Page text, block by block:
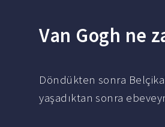
Van Gogh ne
Döndükten sonra
yaşadıktan sonra